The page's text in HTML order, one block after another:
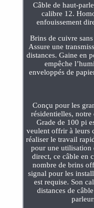
Câble de haut-
calibre 12.
enfouissement
Brins de cuivre
Assure une
distances. Gaine en
empêche
enveloppés de
Conçu pour les
résidentielles,
Grade de 100 pi
veulent offrir à leurs
réaliser le travail
pour une utilisation
direct, ce câble en
nombre de brins
signal pour les
est requise. Son
distances de